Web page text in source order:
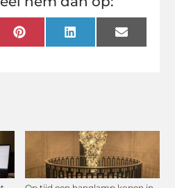
PinterestLinkedInEmail